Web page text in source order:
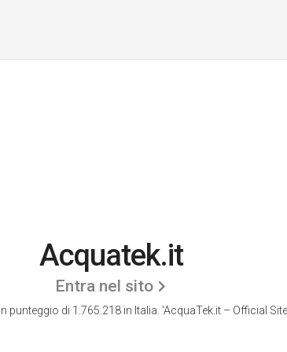
Acquatek.it
Entra nel sito
punteggio di 1.765.218 in Italia. 'AcquaTek.it – Official